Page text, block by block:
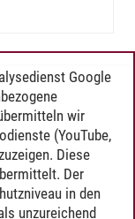
Google
wir
(YouTube,
Diese
Der
in den
unzureichend